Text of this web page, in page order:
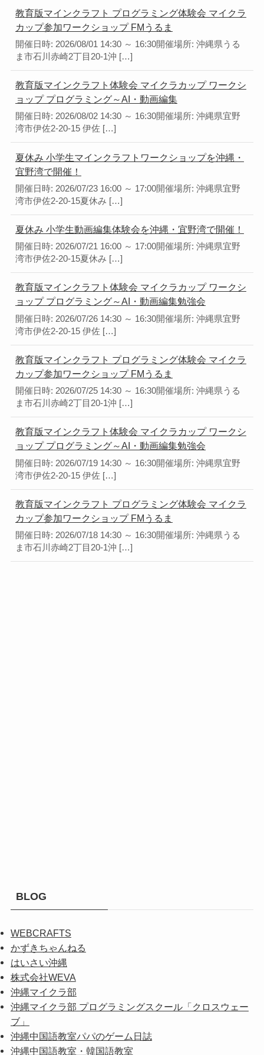
教育版マインクラフト プログラミング体験会 マイクラ
カップ参加ワークショップ FMうるま
開催日時: 2026/08/01 14:30 ～ 16:30開催場所: 沖縄県うる
ま市石川赤崎2丁目20-1沖 […]
教育版マインクラフト体験会 マイクラカップ ワークシ
ョップ プログラミング～AI・動画編集
開催日時: 2026/08/02 14:30 ～ 16:30開催場所: 沖縄県宜野
湾市伊佐2-20-15 伊佐 […]
夏休み 小学生マインクラフトワークショップを沖縄・
宜野湾で開催！
開催日時: 2026/07/23 16:00 ～ 17:00開催場所: 沖縄県宜野
湾市伊佐2-20-15夏休み […]
夏休み 小学生動画編集体験会を沖縄・宜野湾で開催！
開催日時: 2026/07/21 16:00 ～ 17:00開催場所: 沖縄県宜野
湾市伊佐2-20-15夏休み […]
教育版マインクラフト体験会 マイクラカップ ワークシ
ョップ プログラミング～AI・動画編集勉強会
開催日時: 2026/07/26 14:30 ～ 16:30開催場所: 沖縄県宜野
湾市伊佐2-20-15 伊佐 […]
教育版マインクラフト プログラミング体験会 マイクラ
カップ参加ワークショップ FMうるま
開催日時: 2026/07/25 14:30 ～ 16:30開催場所: 沖縄県うる
ま市石川赤崎2丁目20-1沖 […]
教育版マインクラフト体験会 マイクラカップ ワークシ
ョップ プログラミング～AI・動画編集勉強会
開催日時: 2026/07/19 14:30 ～ 16:30開催場所: 沖縄県宜野
湾市伊佐2-20-15 伊佐 […]
教育版マインクラフト プログラミング体験会 マイクラ
カップ参加ワークショップ FMうるま
開催日時: 2026/07/18 14:30 ～ 16:30開催場所: 沖縄県うる
ま市石川赤崎2丁目20-1沖 […]
BLOG
WEBCRAFTS
かずきちゃんねる
はいさい沖縄
株式会社WEVA
沖縄マイクラ部
沖縄マイクラ部 プログラミングスクール「クロスウェー
ブ」
沖縄中国語教室パパのゲーム日誌
沖縄中国語教室・韓国語教室